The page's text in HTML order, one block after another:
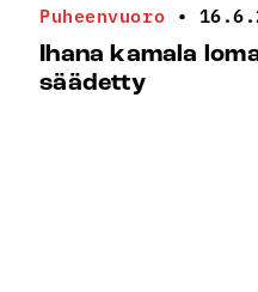
Puheenvuoro •
Ihana kamala
säädetty